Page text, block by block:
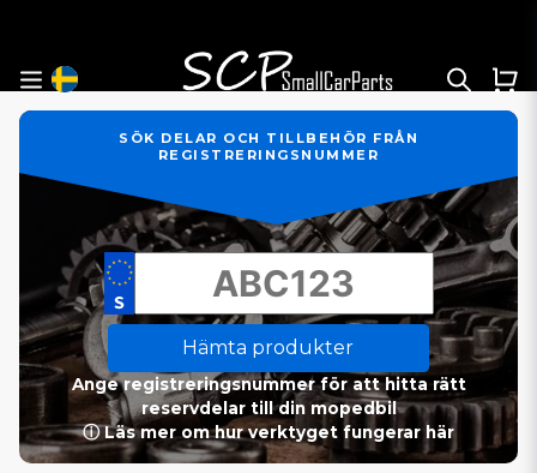
SÖK DELAR OCH TILLBEHÖR FRÅN
REGISTRERINGSNUMMER
Hämta produkter
Ange registreringsnummer för att hitta rätt
reservdelar till din mopedbil
ⓘ Läs mer om hur verktyget fungerar här